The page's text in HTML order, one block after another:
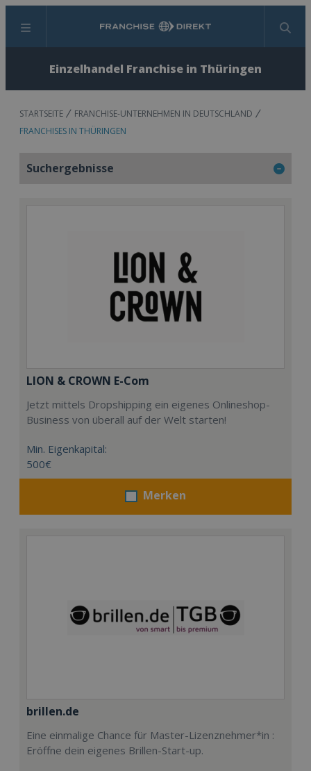
Menü Suchen
Einzelhandel Franchise in Thüringen
STARTSEITE
FRANCHISE-UNTERNEHMEN IN DEUTSCHLAND
FRANCHISES IN THÜRINGEN
Suchergebnisse
LION & CROWN E-Com
Jetzt mittels Dropshipping ein eigenes Onlineshop-
Business von überall auf der Welt starten!
Min. Eigenkapital:
500€
Merken
brillen.de
Eine einmalige Chance für Master-Lizenznehmer*in :
Eröffne dein eigenes Brillen-Start-up.